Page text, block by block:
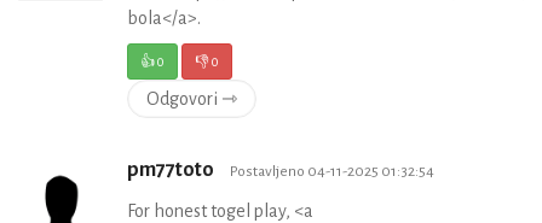
bola</a>.
👍0 👎0
Odgovori ⇾
pm77toto Postavljeno 04-11-2025 01:32:54
For honest togel play, <a